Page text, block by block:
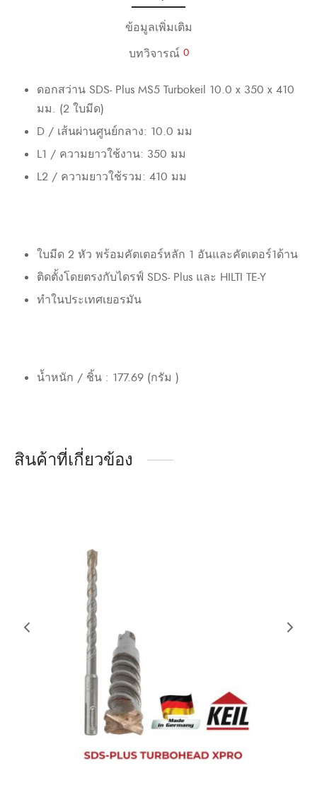
ข้อมูลเพิ่มเติม
บทวิจารณ์ 0
ดอกสว่าน SDS- Plus MS5 Turbokeil 10.0 x 350 x 410
มม. (2 ใบมีด)
D / เส้นผ่านศูนย์กลาง: 10.0 มม
L1 / ความยาวใช้งาน: 350 มม
L2 / ความยาวใช้รวม: 410 มม
ใบมีด 2 หัว พร้อมคัตเตอร์หลัก 1 อันและคัตเตอร์1ด้าน
ติดตั้งโดยตรงกับไดรฟ์ SDS- Plus และ HILTI TE-Y
ทำในประเทศเยอรมัน
น้ำหนัก / ชิ้น : 177.69 (กรัม )
สินค้าที่เกี่ยวข้อง